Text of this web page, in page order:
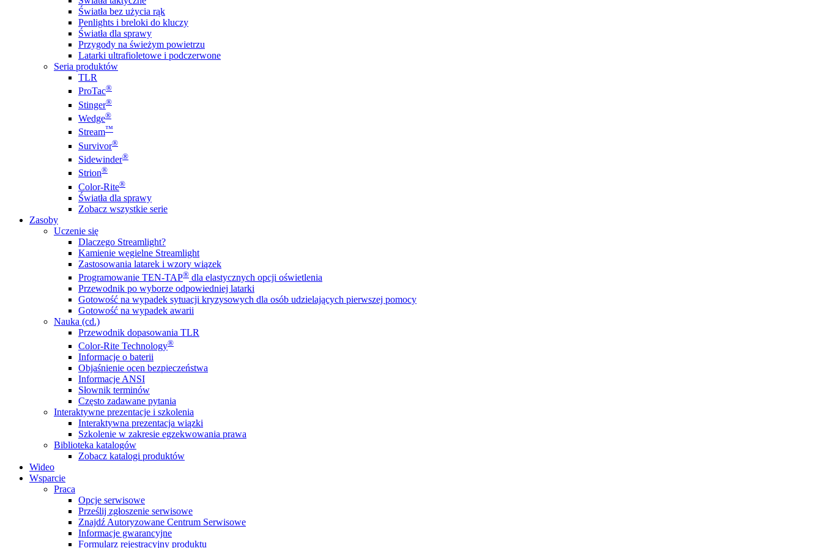
Światła bez użycia rąk
Penlights i breloki do kluczy
Światła dla sprawy
Przygody na świeżym powietrzu
Latarki ultrafioletowe i podczerwone
Seria produktów
TLR
ProTac®
Stinger®
Wedge®
Stream™
Survivor®
Sidewinder®
Strion®
Color-Rite®
Światła dla sprawy
Zobacz wszystkie serie
Zasoby
Uczenie się
Dlaczego Streamlight?
Kamienie węgielne Streamlight
Zastosowania latarek i wzory wiązek
Programowanie TEN-TAP® dla elastycznych opcji oświetlenia
Przewodnik po wyborze odpowiedniej latarki
Gotowość na wypadek sytuacji kryzysowych dla osób udzielających pierwszej pomocy
Gotowość na wypadek awarii
Nauka (cd.)
Przewodnik dopasowania TLR
Color-Rite Technology®
Informacje o baterii
Objaśnienie ocen bezpieczeństwa
Informacje ANSI
Słownik terminów
Często zadawane pytania
Interaktywne prezentacje i szkolenia
Interaktywna prezentacja wiązki
Szkolenie w zakresie egzekwowania prawa
Biblioteka katalogów
Zobacz katalogi produktów
Wideo
Wsparcie
Praca
Opcje serwisowe
Prześlij zgłoszenie serwisowe
Znajdź Autoryzowane Centrum Serwisowe
Informacje gwarancyjne
Formularz rejestracyjny produktu